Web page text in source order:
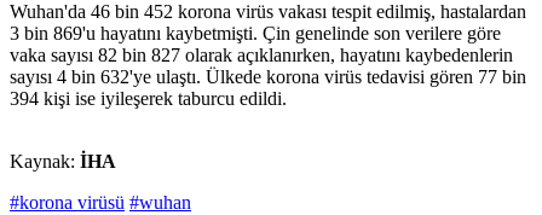
Wuhan'da 46 bin 452 korona virüs vakası tespit edilmiş, hastalardan
3 bin 869'u hayatını kaybetmişti. Çin genelinde son verilere göre
vaka sayısı 82 bin 827 olarak açıklanırken, hayatını kaybedenlerin
sayısı 4 bin 632'ye ulaştı. Ülkede korona virüs tedavisi gören 77 bin
394 kişi ise iyileşerek taburcu edildi.
Kaynak: İHA
#korona virüsü #wuhan